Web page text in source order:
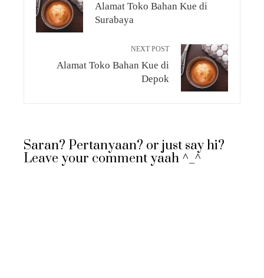
Alamat Toko Bahan Kue di
Surabaya
NEXT POST
Alamat Toko Bahan Kue di
Depok
Saran? Pertanyaan? or just say hi?
Leave your comment yaah ^_^